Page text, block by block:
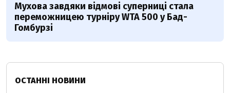
Мухова завдяки відмові суперниці стала
переможницею турніру WTA 500 у Бад-
Гомбурзі
ОСТАННІ НОВИНИ